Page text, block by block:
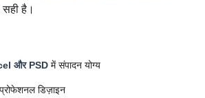
है।
और PSD में संपादन योग्य
डिज़ाइन